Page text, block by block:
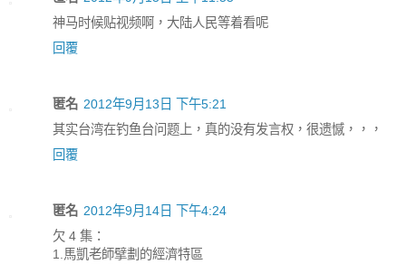
神马时候贴视频啊，大陆人民等着看呢
回覆
匿名 2012年9月13日 下午5:21
其实台湾在钓鱼台问题上，真的没有发言权，很遗憾，，，
回覆
匿名 2012年9月14日 下午4:24
欠 4 集：
1.馬凱老師擘劃的經濟特區